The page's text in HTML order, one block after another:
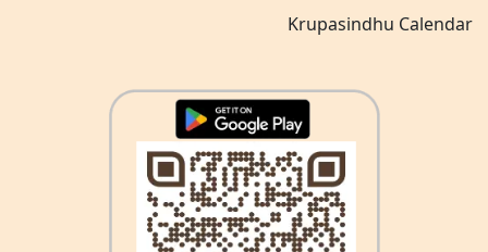
Krupasindhu Calendar